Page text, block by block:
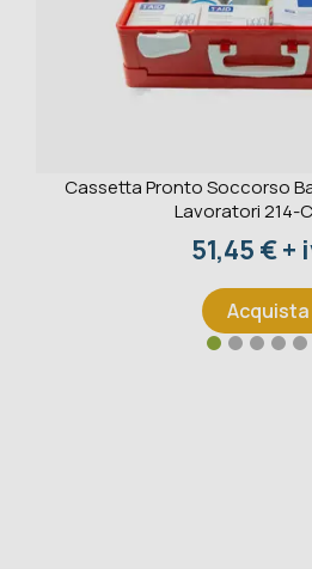
Cassetta Pronto Soccorso
Lavoratori 214-
Prezzo
51,45 € +
Acquista